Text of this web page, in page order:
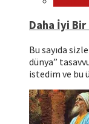
Daha İyi Bir
Bu sayıda
dünya”
istedim ve bu